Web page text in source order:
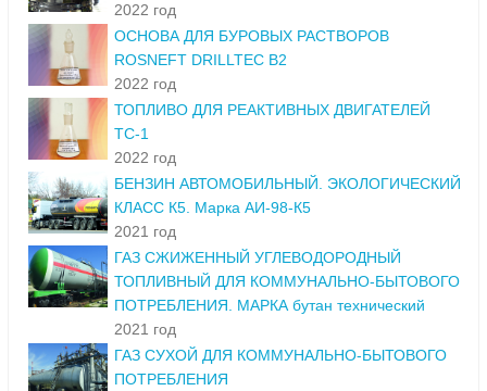
2022 год
ОСНОВА ДЛЯ БУРОВЫХ РАСТВОРОВ
ROSNEFT DRILLTEC B2
2022 год
ТОПЛИВО ДЛЯ РЕАКТИВНЫХ ДВИГАТЕЛЕЙ
ТС-1
2022 год
БЕНЗИН АВТОМОБИЛЬНЫЙ. ЭКОЛОГИЧЕСКИЙ
КЛАСС К5. Марка АИ-98-К5
2021 год
ГАЗ СЖИЖЕННЫЙ УГЛЕВОДОРОДНЫЙ
ТОПЛИВНЫЙ ДЛЯ КОММУНАЛЬНО-БЫТОВОГО
ПОТРЕБЛЕНИЯ. МАРКА бутан технический
2021 год
ГАЗ СУХОЙ ДЛЯ КОММУНАЛЬНО-БЫТОВОГО
ПОТРЕБЛЕНИЯ